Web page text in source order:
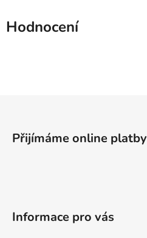
Hodnocení
Přijímáme online platby
Informace pro vás